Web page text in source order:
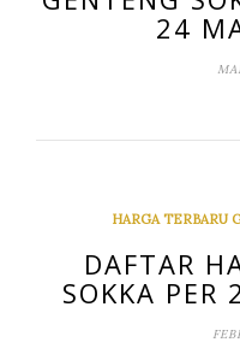
24
HARGA TERBARU
DAFTAR
SOKKA PER